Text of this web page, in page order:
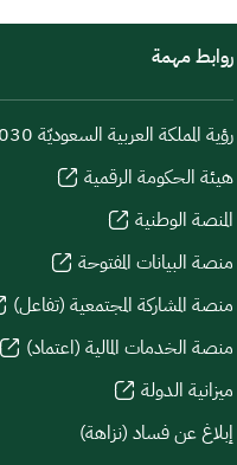
روابط مهمة
رؤية المملكة العربية السعوديّة 2030
هيئة الحكومة الرقمية
المنصة الوطنية
منصة البيانات المفتوحة
منصة المشاركة المجتمعية (تفاعل)
منصة الخدمات المالية (اعتماد)
ميزانية الدولة
إبلاغ عن فساد (نزاهة)